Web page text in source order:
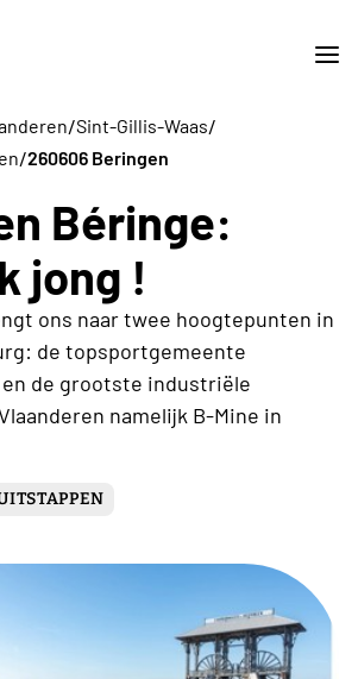
/Sint-Gillis-Waas/
/260606 Beringen
Béringe:
jong !
ons naar twee hoogtepunten in
de topsportgemeente
de grootste industriële
namelijk B-Mine in